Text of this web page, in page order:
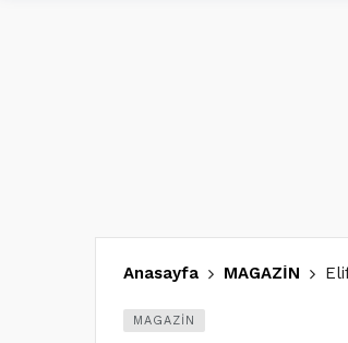
Anasayfa MAGAZİN
MAGAZİN